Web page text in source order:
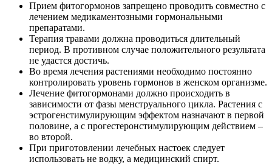
Прием фитогормонов запрещено проводить совместно с
лечением медикаментозными гормональными
препаратами.
Терапия травами должна проводиться длительный
период. В противном случае положительного результата
не удастся достичь.
Во время лечения растениями необходимо постоянно
контролировать уровень гормонов в женском организме.
Лечение фитогормонами должно происходить в
зависимости от фазы менструального цикла. Растения с
эстрогенстимулирующим эффектом назначают в первой
половине, а с прогестеронстимулирующим действием –
во второй.
При приготовлении лечебных настоек следует
использовать не водку, а медицинский спирт.